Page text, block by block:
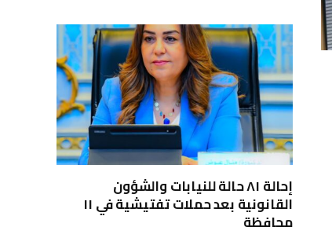
إحالة ٨١ حالة للنيابات والشؤون
القانونية بعد حملات تفتيشية في ١١